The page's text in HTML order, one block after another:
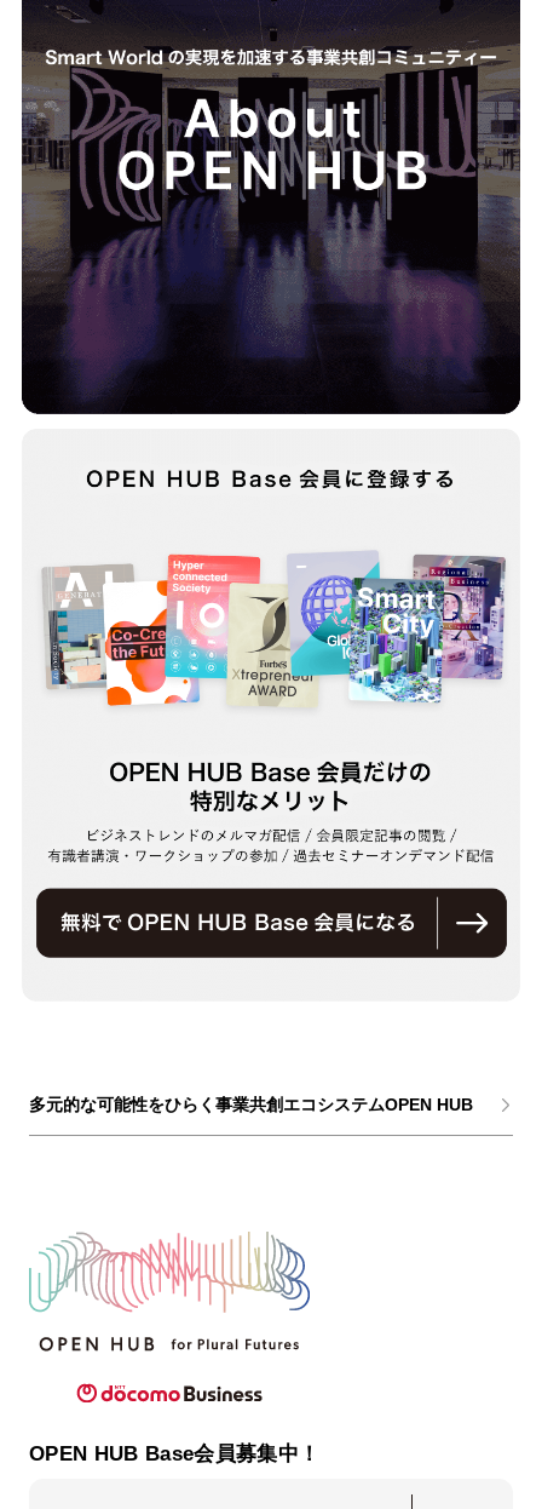
多元的な可能性をひらく事業共創エコシステムOPEN HUB
OPEN HUB Base会員募集中！